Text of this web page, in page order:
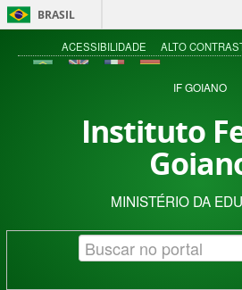
BRASIL
ACESSIBILIDADE ALTO
IF GOIANO
Instituto
MINISTÉRIO DA